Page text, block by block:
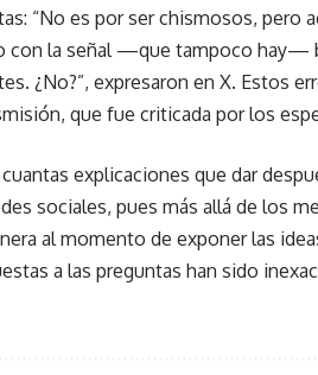
“No es por ser chismosos, pero
con la señal —que tampoco hay—
¿No?”, expresaron en X. Estos
que fue criticada por los
explicaciones que dar
sociales, pues más allá de los
al momento de exponer las
a las preguntas han sido